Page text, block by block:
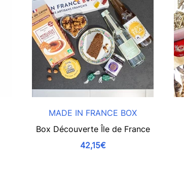
MADE IN FRANCE BOX
Box Découverte Île de France
42,15€